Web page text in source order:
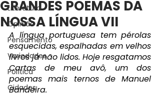
Literatura
Opinião
Pensamento
Variedades
Política
Cidades
GRANDES POEMAS DA
NOSSA LÍNGUA VII
A língua portuguesa tem pérolas
esquecidas, espalhadas em velhos
livros já não lidos. Hoje resgatamos
Cartas de meu avô, um dos
poemas mais ternos de Manuel
Bandeira.